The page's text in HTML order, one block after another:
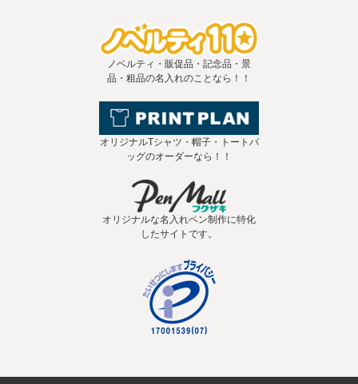
ノベルティ・販促品・記念品・景
品・粗品の名入れのことなら！！
オリジナルTシャツ・帽子・トートバ
ッグのオーダーなら！！
オリジナルな名入れペン制作に特化
したサイトです。